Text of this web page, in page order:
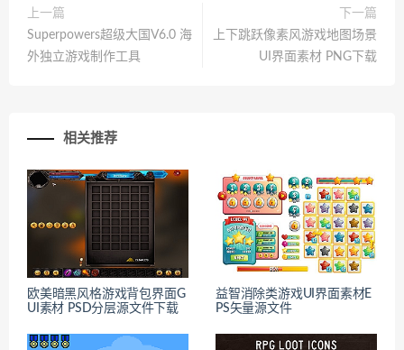
上一篇
Superpowers超级大国V6.0 海
外独立游戏制作工具
下一篇
上下跳跃像素风游戏地图场景
UI界面素材 PNG下载
相关推荐
欧美暗黑风格游戏背包界面G
UI素材 PSD分层源文件下载
益智消除类游戏UI界面素材E
PS矢量源文件